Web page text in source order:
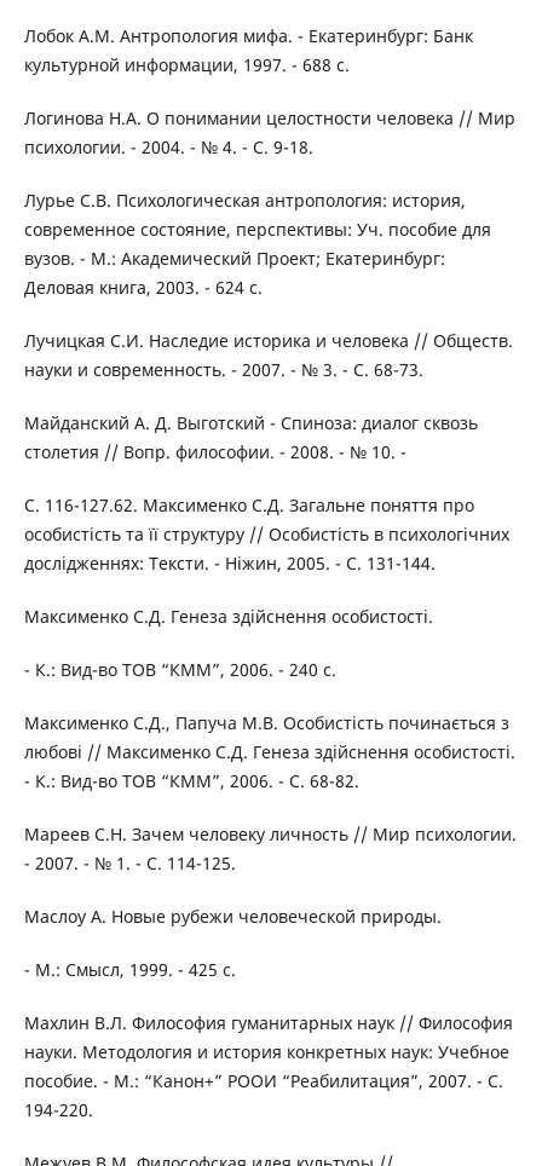
Лобок А.М. Антропология мифа. - Екатеринбург: Банк
культурной информации, 1997. - 688 с.
Логинова Н.А. О понимании целостности человека // Мир
психологии. - 2004. - № 4. - С. 9-18.
Лурье С.В. Психологическая антропология: история,
современное состояние, перспективы: Уч. пособие для
вузов. - М.: Академический Проект; Екатеринбург:
Деловая книга, 2003. - 624 с.
Лучицкая С.И. Наследие историка и человека // Обществ.
науки и современность. - 2007. - № 3. - С. 68-73.
Майданский А. Д. Выготский - Спиноза: диалог сквозь
столетия // Вопр. философии. - 2008. - № 10. -
С. 116-127.62. Максименко С.Д. Загальне поняття про
особистість та її структуру // Особистість в психологічних
дослідженнях: Тексти. - Ніжин, 2005. - С. 131-144.
Максименко С.Д. Генеза здійснення особистості.
- К.: Вид-во ТОВ “КММ”, 2006. - 240 с.
Максименко С.Д., Папуча М.В. Особистість починається з
любові // Максименко С.Д. Генеза здійснення особистості.
- К.: Вид-во ТОВ “КММ”, 2006. - С. 68-82.
Мареев С.Н. Зачем человеку личность // Мир психологии.
- 2007. - № 1. - С. 114-125.
Маслоу А. Новые рубежи человеческой природы.
- М.: Смысл, 1999. - 425 с.
Махлин В.Л. Философия гуманитарных наук // Философия
науки. Методология и история конкретных наук: Учебное
пособие. - М.: “Канон+” РООИ “Реабилитация”, 2007. - С.
194-220.